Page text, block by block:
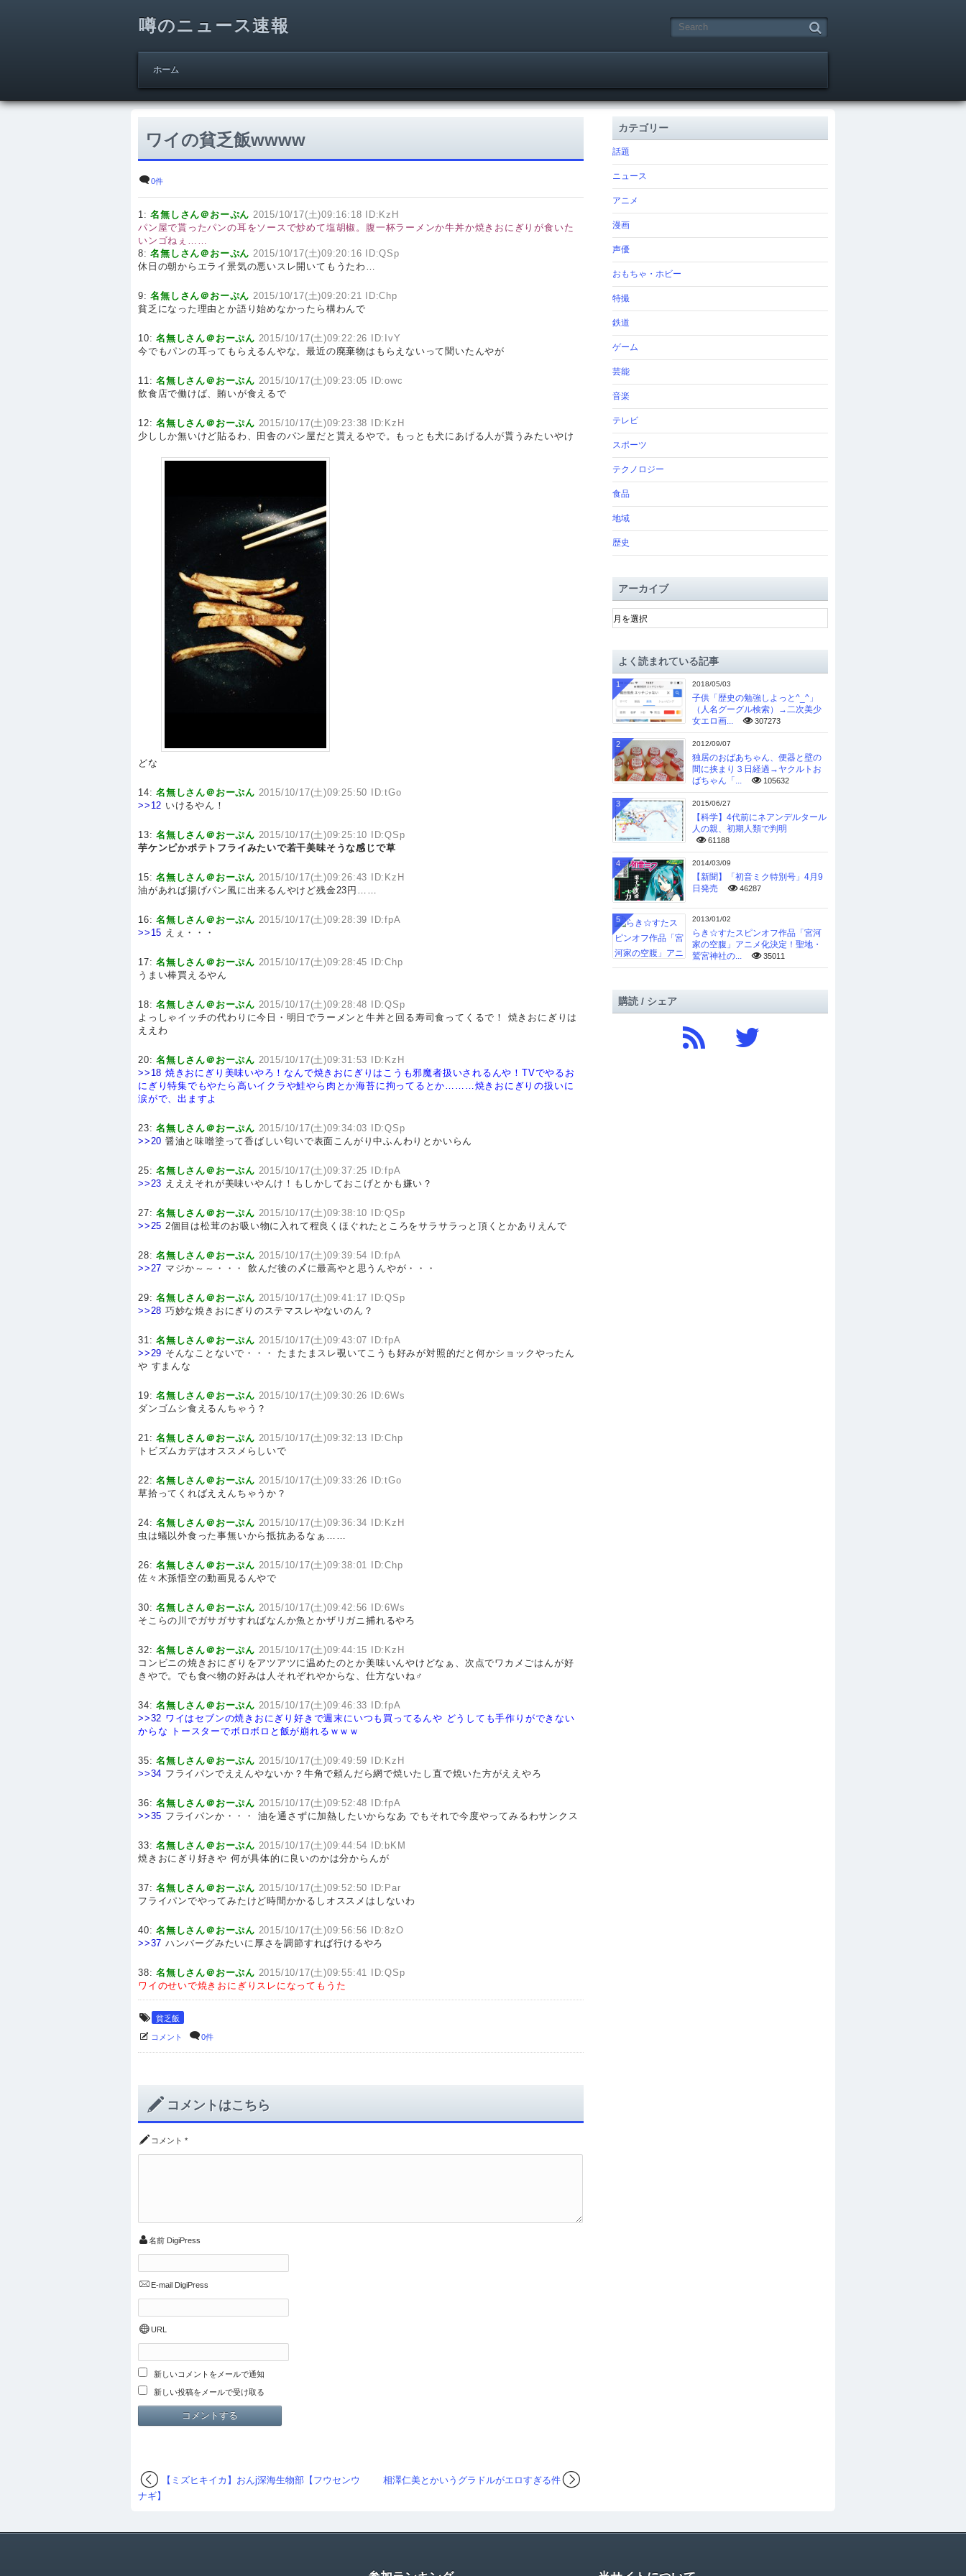
噂のニュース速報
ホーム
ワイの貧乏飯wwww
0件
1:名無しさん＠おーぷん 2015/10/17(土)09:16:18 ID:KzH
パン屋で貰ったパンの耳をソースで炒めて塩胡椒。腹一杯ラーメンか牛丼か焼きおにぎりが食いた
いンゴねぇ……
8:名無しさん＠おーぷん 2015/10/17(土)09:20:16 ID:QSp
休日の朝からエライ景気の悪いスレ開いてもうたわ…
9:名無しさん＠おーぷん 2015/10/17(土)09:20:21 ID:Chp
貧乏になった理由とか語り始めなかったら構わんで
10:名無しさん＠おーぷん 2015/10/17(土)09:22:26 ID:IvY
今でもパンの耳ってもらえるんやな。最近の廃棄物はもらえないって聞いたんやが
11:名無しさん＠おーぷん 2015/10/17(土)09:23:05 ID:owc
飲食店で働けば、賄いが食えるで
12:名無しさん＠おーぷん 2015/10/17(土)09:23:38 ID:KzH
少ししか無いけど貼るわ、田舎のパン屋だと貰えるやで。もっとも犬にあげる人が貰うみたいやけ
どな
14:名無しさん＠おーぷん 2015/10/17(土)09:25:50 ID:tGo
>>12 いけるやん！
13:名無しさん＠おーぷん 2015/10/17(土)09:25:10 ID:QSp
芋ケンピかポテトフライみたいで若干美味そうな感じで草
15:名無しさん＠おーぷん 2015/10/17(土)09:26:43 ID:KzH
油があれば揚げパン風に出来るんやけど残金23円……
16:名無しさん＠おーぷん 2015/10/17(土)09:28:39 ID:fpA
>>15 えぇ・・・
17:名無しさん＠おーぷん 2015/10/17(土)09:28:45 ID:Chp
うまい棒買えるやん
18:名無しさん＠おーぷん 2015/10/17(土)09:28:48 ID:QSp
よっしゃイッチの代わりに今日・明日でラーメンと牛丼と回る寿司食ってくるで！ 焼きおにぎりは
ええわ
20:名無しさん＠おーぷん 2015/10/17(土)09:31:53 ID:KzH
>>18 焼きおにぎり美味いやろ！なんで焼きおにぎりはこうも邪魔者扱いされるんや！TVでやるお
にぎり特集でもやたら高いイクラや鮭やら肉とか海苔に拘ってるとか………焼きおにぎりの扱いに
涙がで、出ますよ
23:名無しさん＠おーぷん 2015/10/17(土)09:34:03 ID:QSp
>>20 醤油と味噌塗って香ばしい匂いで表面こんがり中ふんわりとかいらん
25:名無しさん＠おーぷん 2015/10/17(土)09:37:25 ID:fpA
>>23 えええそれが美味いやんけ！もしかしておこげとかも嫌い？
27:名無しさん＠おーぷん 2015/10/17(土)09:38:10 ID:QSp
>>25 2個目は松茸のお吸い物に入れて程良くほぐれたところをサラサラっと頂くとかありえんで
28:名無しさん＠おーぷん 2015/10/17(土)09:39:54 ID:fpA
>>27 マジか～～・・・ 飲んだ後の〆に最高やと思うんやが・・・
29:名無しさん＠おーぷん 2015/10/17(土)09:41:17 ID:QSp
>>28 巧妙な焼きおにぎりのステマスレやないのん？
31:名無しさん＠おーぷん 2015/10/17(土)09:43:07 ID:fpA
>>29 そんなことないで・・・ たまたまスレ覗いてこうも好みが対照的だと何かショックやったん
や すまんな
19:名無しさん＠おーぷん 2015/10/17(土)09:30:26 ID:6Ws
ダンゴムシ食えるんちゃう？
21:名無しさん＠おーぷん 2015/10/17(土)09:32:13 ID:Chp
トビズムカデはオススメらしいで
22:名無しさん＠おーぷん 2015/10/17(土)09:33:26 ID:tGo
草拾ってくればええんちゃうか？
24:名無しさん＠おーぷん 2015/10/17(土)09:36:34 ID:KzH
虫は蟻以外食った事無いから抵抗あるなぁ……
26:名無しさん＠おーぷん 2015/10/17(土)09:38:01 ID:Chp
佐々木孫悟空の動画見るんやで
30:名無しさん＠おーぷん 2015/10/17(土)09:42:56 ID:6Ws
そこらの川でガサガサすればなんか魚とかザリガニ捕れるやろ
32:名無しさん＠おーぷん 2015/10/17(土)09:44:15 ID:KzH
コンビニの焼きおにぎりをアツアツに温めたのとか美味いんやけどなぁ、次点でワカメごはんが好
きやで。でも食べ物の好みは人それぞれやからな、仕方ないね♂
34:名無しさん＠おーぷん 2015/10/17(土)09:46:33 ID:fpA
>>32 ワイはセブンの焼きおにぎり好きで週末にいつも買ってるんや どうしても手作りができない
からな
トースターでボロボロと飯が崩れるｗｗｗ
35:名無しさん＠おーぷん 2015/10/17(土)09:49:59 ID:KzH
>>34 フライパンでええんやないか？牛角で頼んだら網で焼いたし直で焼いた方がええやろ
36:名無しさん＠おーぷん 2015/10/17(土)09:52:48 ID:fpA
>>35 フライパンか・・・ 油を通さずに加熱したいからなあ でもそれで今度やってみるわサンクス
33:名無しさん＠おーぷん 2015/10/17(土)09:44:54 ID:bKM
焼きおにぎり好きや 何が具体的に良いのかは分からんが
37:名無しさん＠おーぷん 2015/10/17(土)09:52:50 ID:Par
フライパンでやってみたけど時間かかるしオススメはしないわ
40:名無しさん＠おーぷん 2015/10/17(土)09:56:56 ID:8zO
>>37 ハンバーグみたいに厚さを調節すれば行けるやろ
38:名無しさん＠おーぷん 2015/10/17(土)09:55:41 ID:QSp
ワイのせいで焼きおにぎりスレになってもうた
貧乏飯
コメント 0件
コメントはこちら
コメント *
名前 DigiPress
E-mail DigiPress
URL
新しいコメントをメールで通知
新しい投稿をメールで受け取る
相澤仁美とかいうグラドルがエロすぎる件
【ミズヒキイカ】おんj深海生物部【フウセンウ
ナギ】
カテゴリー
話題
ニュース
アニメ
漫画
声優
おもちゃ・ホビー
特撮
鉄道
ゲーム
芸能
音楽
テレビ
スポーツ
テクノロジー
食品
地域
歴史
アーカイブ
ア
ー
ブよく読まれている記事
2018/05/03
子供「歴史の勉強しよっと^_^」
（人名グーグル検索）→二次美少
女エロ画...
307273
1
2012/09/07
独居のおばあちゃん、便器と壁の
間に挟まり３日経過→ヤクルトお
ばちゃん「...
105632
2
2015/06/27
【科学】4代前にネアンデルタール
人の親、初期人類で判明
61188
3
2014/03/09
【新聞】「初音ミク特別号」4月9
日発売
46287
4
2013/01/02
らき☆すたスピンオフ作品「宮河
家の空腹」アニメ化決定！聖地・
鷲宮神社の...
35011
5
購読 / シェア